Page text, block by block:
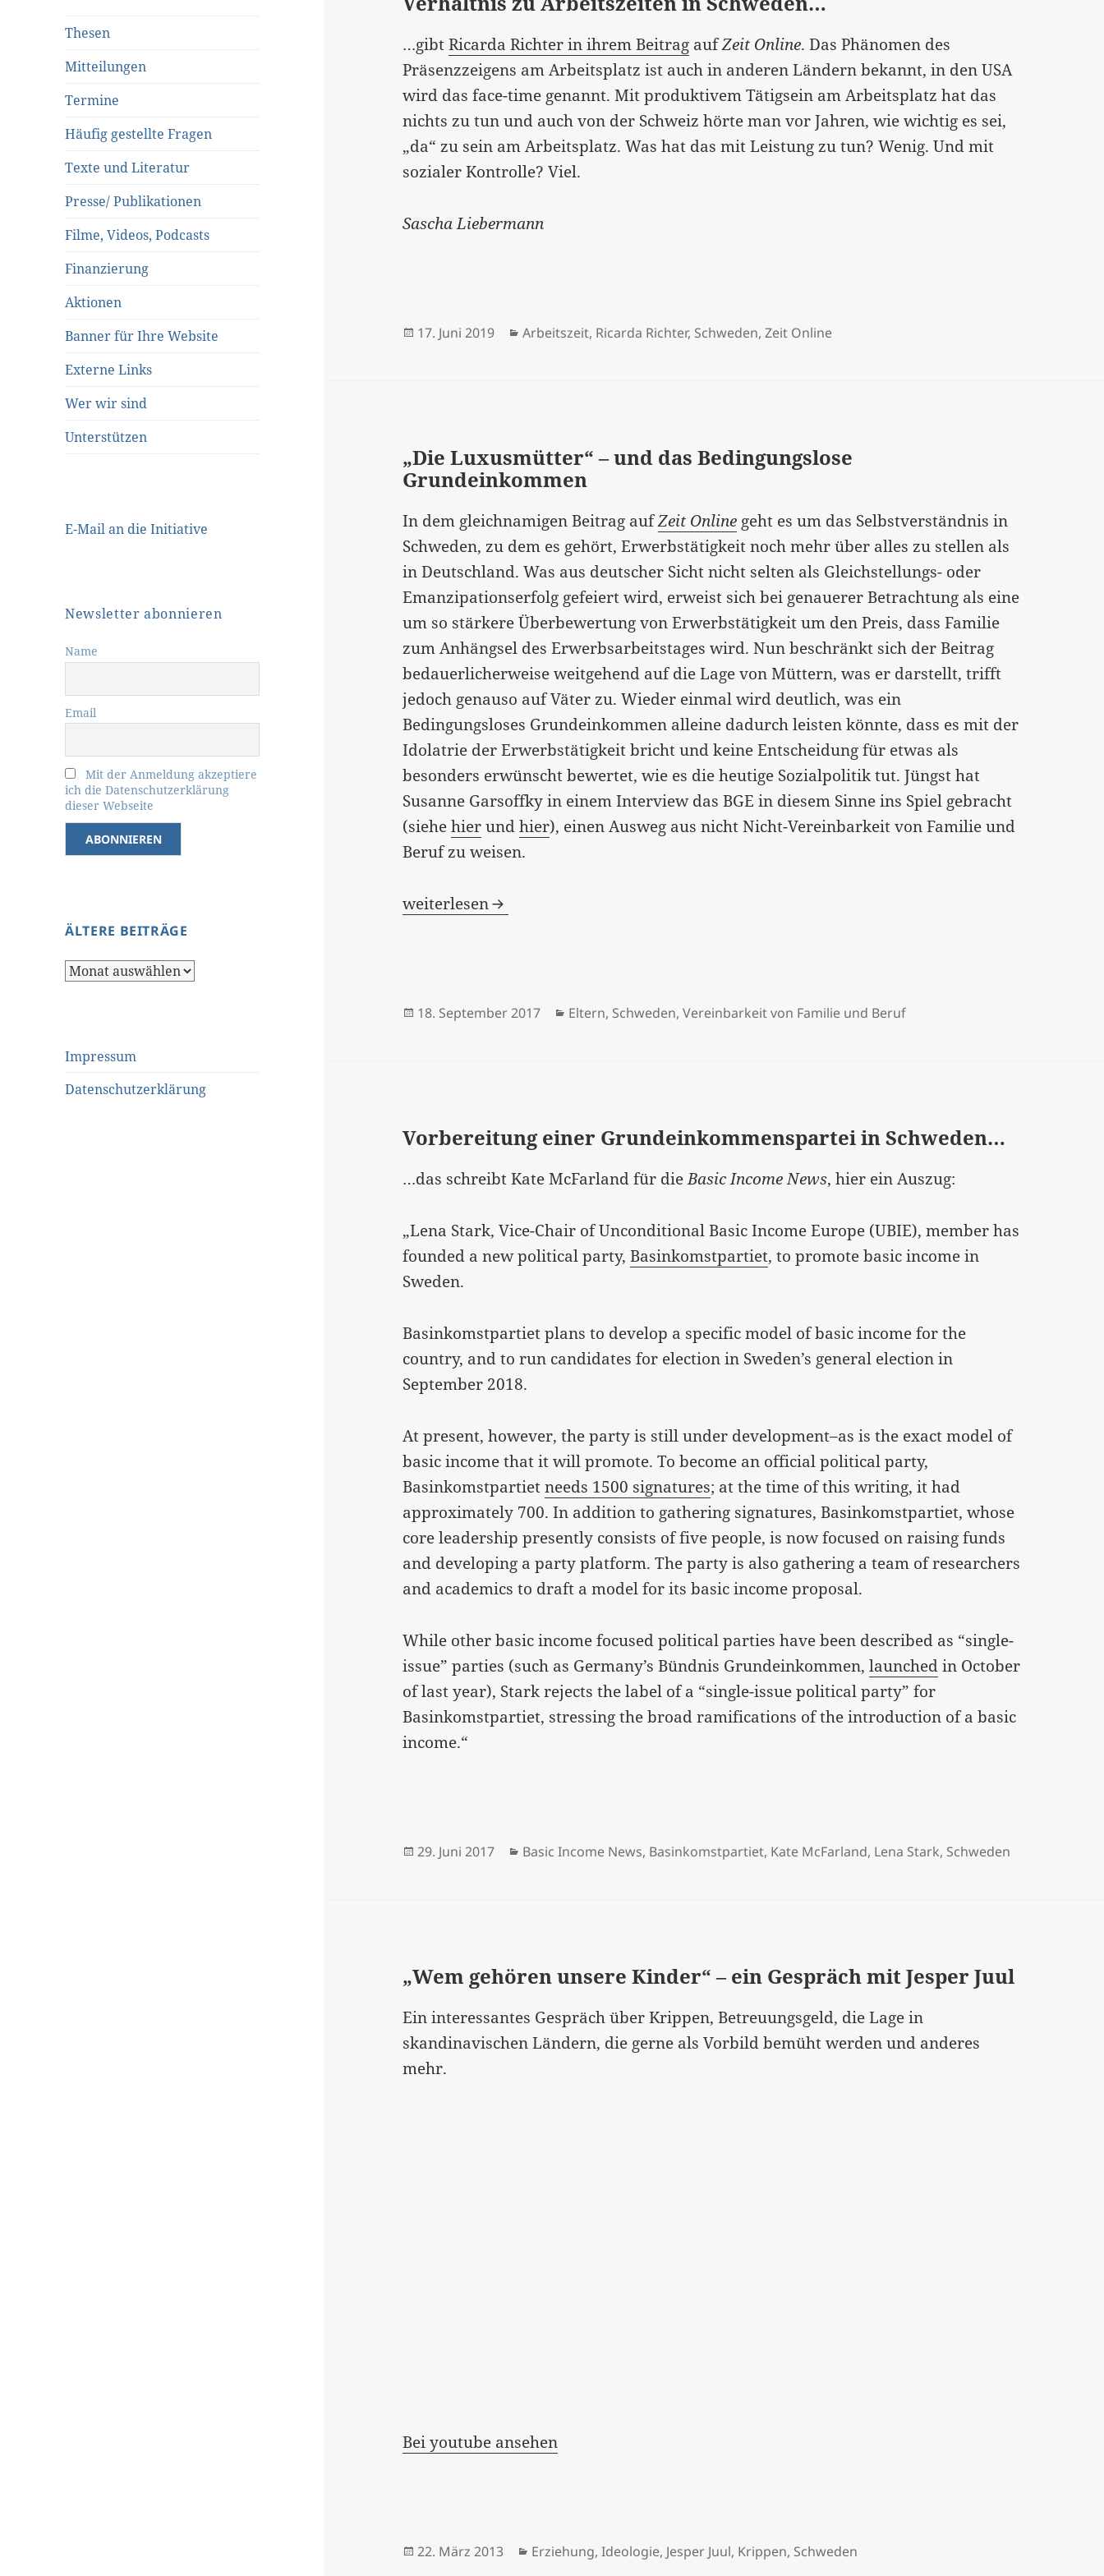
Thesen
Mitteilungen
Termine
Häufig gestellte Fragen
Texte und Literatur
Presse/ Publikationen
Filme, Videos, Podcasts
Finanzierung
Aktionen
Banner für Ihre Website
Externe Links
Wer wir sind
Unterstützen
E-Mail an die Initiative
Newsletter abonnieren
Name
Email
Mit der Anmeldung akzeptiere
ich die Datenschutzerklärung
dieser Webseite
ÄLTERE BEITRÄGE
Ältere
Impressum
Datenschutzerklärung
…gibtRicarda Richter in ihrem Beitrag aufZeit Online. Das Phänomen des
Präsenzzeigens am Arbeitsplatz ist auch in anderen Ländern bekannt, in den USA
wird das face-time genannt. Mit produktivem Tätigsein am Arbeitsplatz hat das
nichts zu tun und auch von der Schweiz hörte man vor Jahren, wie wichtig es sei,
„da“ zu sein am Arbeitsplatz. Was hat das mit Leistung zu tun? Wenig. Und mit
sozialer Kontrolle? Viel.
Sascha Liebermann
Veröffentlicht
17. Juni 2019 Kategorien
Arbeitszeit, Ricarda Richter, Schweden,Zeit Online
„Die Luxusmütter“ – und das Bedingungslose
Grundeinkommen
In dem gleichnamigen Beitrag aufZeit Online geht es um das Selbstverständnis in
Schweden, zu dem es gehört, Erwerbstätigkeit noch mehr über alles zu stellen als
in Deutschland. Was aus deutscher Sicht nicht selten als Gleichstellungs- oder
Emanzipationserfolg gefeiert wird, erweist sich bei genauerer Betrachtung als eine
um so stärkere Überbewertung von Erwerbstätigkeit um den Preis, dass Familie
zum Anhängsel des Erwerbsarbeitstages wird. Nun beschränkt sich der Beitrag
bedauerlicherweise weitgehend auf die Lage von Müttern, was er darstellt, trifft
jedoch genauso auf Väter zu. Wieder einmal wird deutlich, was ein
Bedingungsloses Grundeinkommen alleine dadurch leisten könnte, dass es mit der
Idolatrie der Erwerbstätigkeit bricht und keine Entscheidung für etwas als
besonders erwünscht bewertet, wie es die heutige Sozialpolitik tut. Jüngst hat
Susanne Garsoffky in einem Interview das BGE in diesem Sinne ins Spiel gebracht
(siehehierundhier), einen Ausweg aus nicht Nicht-Vereinbarkeit von Familie und
Beruf zu weisen.
„Die Luxusmütter“ – und das Bedingungslose Grundeinkommen
weiterlesen
Veröffentlicht
18. September 2017 Kategorien
Eltern, Schweden,Vereinbarkeit von Familie und Beruf
Vorbereitung einer Grundeinkommenspartei in Schweden…
…das schreibt Kate McFarland für dieBasic Income News, hier ein Auszug:
„Lena Stark, Vice-Chair of Unconditional Basic Income Europe (UBIE), member has
founded a new political party,Basinkomstpartiet, to promote basic income in
Sweden.
Basinkomstpartiet plans to develop a specific model of basic income for the
country, and to run candidates for election in Sweden’s general election in
September 2018.
At present, however, the party is still under development–as is the exact model of
basic income that it will promote. To become an official political party,
Basinkomstpartietneeds 1500 signatures; at the time of this writing, it had
approximately 700. In addition to gathering signatures, Basinkomstpartiet, whose
core leadership presently consists of five people, is now focused on raising funds
and developing a party platform. The party is also gathering a team of researchers
and academics to draft a model for its basic income proposal.
While other basic income focused political parties have been described as “single-
issue” parties (such as Germany’s Bündnis Grundeinkommen,launchedin October
of last year), Stark rejects the label of a “single-issue political party” for
Basinkomstpartiet, stressing the broad ramifications of the introduction of a basic
income.“
Veröffentlicht
29. Juni 2017 Kategorien
Basic Income News, Basinkomstpartiet, Kate McFarland, Lena Stark, Schweden
„Wem gehören unsere Kinder“ – ein Gespräch mit Jesper Juul
Ein interessantes Gespräch über Krippen, Betreuungsgeld, die Lage in
skandinavischen Ländern, die gerne als Vorbild bemüht werden und anderes
mehr.
Bei youtube ansehen
Veröffentlicht
22. März 2013 Kategorien
Erziehung,Ideologie, Jesper Juul, Krippen, Schweden